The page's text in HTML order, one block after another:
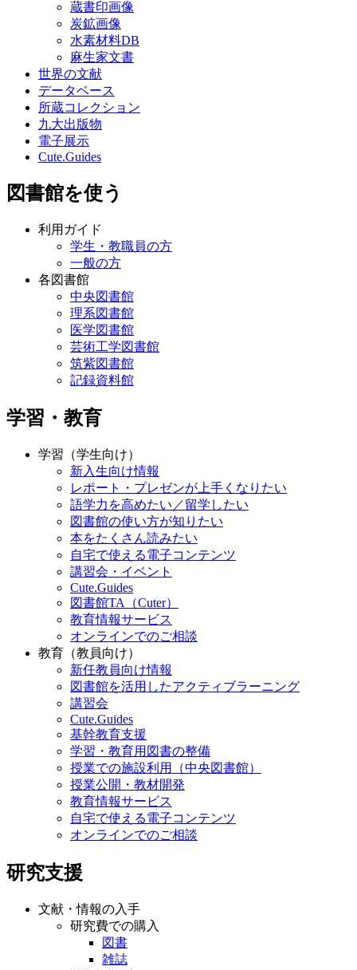
蔵書印画像
炭鉱画像
水素材料DB
麻生家文書
世界の文献
データベース
所蔵コレクション
九大出版物
電子展示
Cute.Guides
図書館を使う
利用ガイド
学生・教職員の方
一般の方
各図書館
中央図書館
理系図書館
医学図書館
芸術工学図書館
筑紫図書館
記録資料館
学習・教育
学習（学生向け）
新入生向け情報
レポート・プレゼンが上手くなりたい
語学力を高めたい／留学したい
図書館の使い方が知りたい
本をたくさん読みたい
自宅で使える電子コンテンツ
講習会・イベント
Cute.Guides
図書館TA（Cuter）
教育情報サービス
オンラインでのご相談
教育（教員向け）
新任教員向け情報
図書館を活用したアクティブラーニング
講習会
Cute.Guides
基幹教育支援
学習・教育用図書の整備
授業での施設利用（中央図書館）
授業公開・教材開発
教育情報サービス
自宅で使える電子コンテンツ
オンラインでのご相談
研究支援
文献・情報の入手
研究費での購入
図書
雑誌